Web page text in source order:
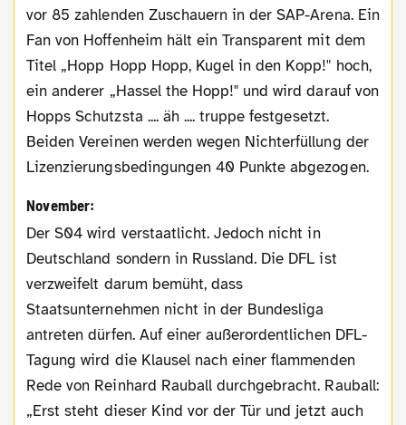
vor 85 zahlenden Zuschauern in der SAP-Arena. Ein
Fan von Hoffenheim hält ein Transparent mit dem
Titel „Hopp Hopp Hopp, Kugel in den Kopp!" hoch,
ein anderer „Hassel the Hopp!" und wird darauf von
Hopps Schutzsta .... äh .... truppe festgesetzt.
Beiden Vereinen werden wegen Nichterfüllung der
Lizenzierungsbedingungen 40 Punkte abgezogen.
November:
Der S04 wird verstaatlicht. Jedoch nicht in
Deutschland sondern in Russland. Die DFL ist
verzweifelt darum bemüht, dass
Staatsunternehmen nicht in der Bundesliga
antreten dürfen. Auf einer außerordentlichen DFL-
Tagung wird die Klausel nach einer flammenden
Rede von Reinhard Rauball durchgebracht. Rauball:
„Erst steht dieser Kind vor der Tür und jetzt auch